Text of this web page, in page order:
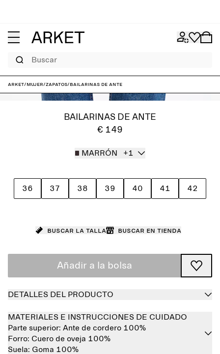
Buscar
ARKET/Mujer/Zapatos/Bailarinas de ante
BAILARINAS DE ANTE
€ 149
MARRÓN +1
36 37 38 39 40 41 42
Buscar la talla Buscar en tienda
Añadir a la bolsa
DETALLES DEL PRODUCTO
MATERIALES E INSTRUCCIONES DE CUIDADO
Parte superior: Ante de cordero 100%
Forro: Cuero de oveja 100%
Suela: Goma 100%